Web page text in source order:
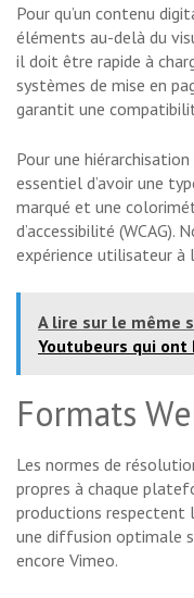
Pour qu’un contenu
éléments au-delà du
il doit être rapide à
systèmes de mise en
garantit une
Pour une
essentiel d’avoir une
marqué et une
d’accessibilité (WCAG).
expérience utilisateur à
A lire sur le même
Youtubeurs qui ont
Formats
Les normes de
propres à chaque
productions respectent
une diffusion optimale
encore Vimeo.